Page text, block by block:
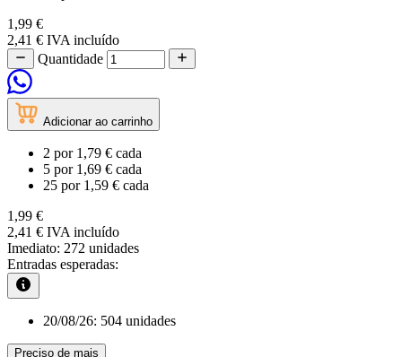
1,99 €
2,41 € IVA incluído
Quantidade
Adicionar ao carrinho
2 por 1,79 € cada
5 por 1,69 € cada
25 por 1,59 € cada
1,99 €
2,41 € IVA incluído
Imediato: 272 unidades
Entradas esperadas:
20/08/26: 504 unidades
Preciso de mais